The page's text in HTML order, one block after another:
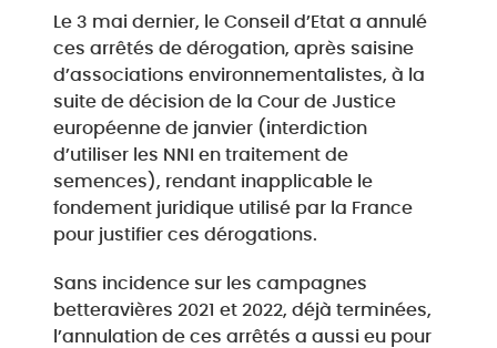
Le 3 mai dernier, le Conseil d’Etat a annulé
ces arrêtés de dérogation, après saisine
d’associations environnementalistes, à la
suite de décision de la Cour de Justice
européenne de janvier (interdiction
d’utiliser les NNI en traitement de
semences), rendant inapplicable le
fondement juridique utilisé par la France
pour justifier ces dérogations.
Sans incidence sur les campagnes
betteravières 2021 et 2022, déjà terminées,
l’annulation de ces arrêtés a aussi eu pour